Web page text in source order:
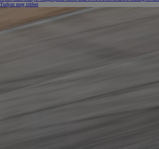
Tudjon meg többet